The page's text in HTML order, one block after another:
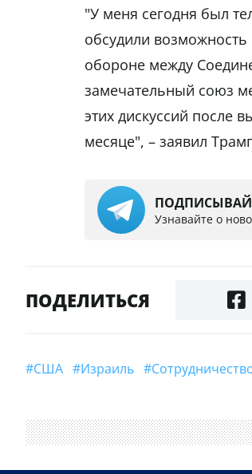
"У меня сегодня был
обсудили
обороне между
замечательный союз
этих дискуссий после
месяце", – заявил
Узнавайте о
ПОДЕЛИТЬСЯ
#США #Израиль